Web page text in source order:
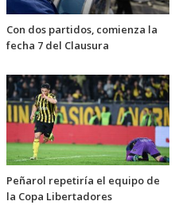
Con dos partidos, comienza la
fecha 7 del Clausura
Peñarol repetiría el equipo de
la Copa Libertadores